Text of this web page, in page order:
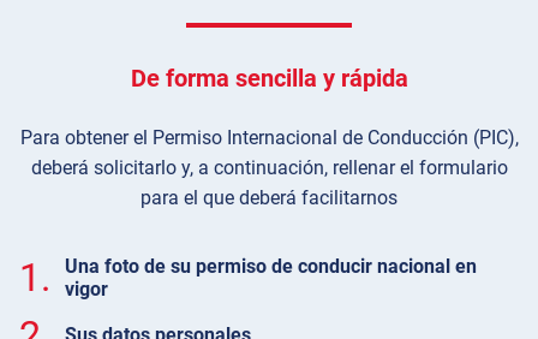
De forma sencilla y rápida
Para obtener el Permiso Internacional de Conducción (PIC),
deberá solicitarlo y, a continuación, rellenar el formulario
para el que deberá facilitarnos
1.
Una foto de su permiso de conducir nacional en
vigor